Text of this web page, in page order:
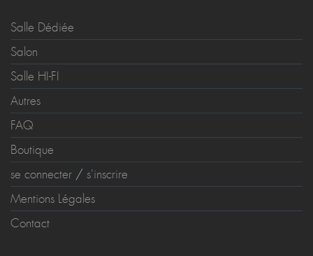
Salle Dédiée
Salon
Salle HI-FI
Autres
FAQ
Boutique
se connecter / s'inscrire
Mentions Légales
Contact